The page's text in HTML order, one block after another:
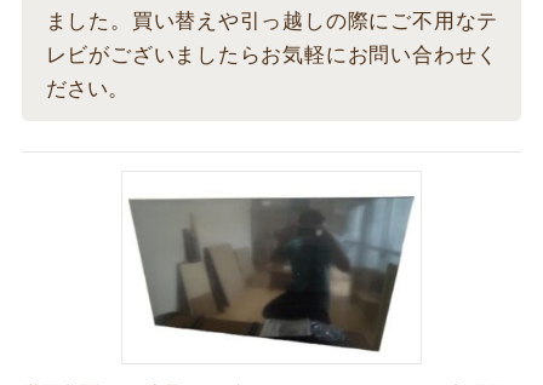
ました。買い替えや引っ越しの際にご不用なテ
レビがございましたらお気軽にお問い合わせく
ださい。